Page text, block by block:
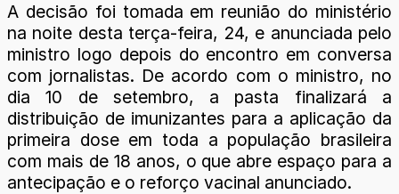
A decisão foi tomada em reunião do ministério
na noite desta terça-feira, 24, e anunciada pelo
ministro logo depois do encontro em conversa
com jornalistas. De acordo com o ministro, no
dia 10 de setembro, a pasta finalizará a
distribuição de imunizantes para a aplicação da
primeira dose em toda a população brasileira
com mais de 18 anos, o que abre espaço para a
antecipação e o reforço vacinal anunciado.